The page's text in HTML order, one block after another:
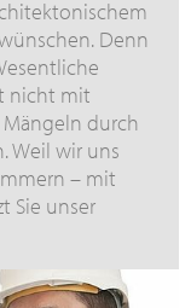
Denn
nicht mit
durch
Weil wir uns
– mit
Sie unser